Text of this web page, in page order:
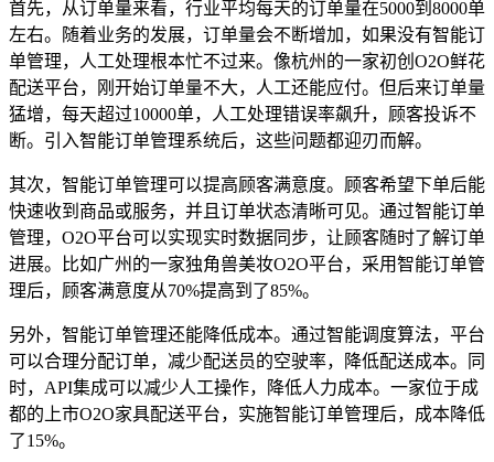
首先，从订单量来看，行业平均每天的订单量在5000到8000单
左右。随着业务的发展，订单量会不断增加，如果没有智能订
单管理，人工处理根本忙不过来。像杭州的一家初创O2O鲜花
配送平台，刚开始订单量不大，人工还能应付。但后来订单量
猛增，每天超过10000单，人工处理错误率飙升，顾客投诉不
断。引入智能订单管理系统后，这些问题都迎刃而解。
其次，智能订单管理可以提高顾客满意度。顾客希望下单后能
快速收到商品或服务，并且订单状态清晰可见。通过智能订单
管理，O2O平台可以实现实时数据同步，让顾客随时了解订单
进展。比如广州的一家独角兽美妆O2O平台，采用智能订单管
理后，顾客满意度从70%提高到了85%。
另外，智能订单管理还能降低成本。通过智能调度算法，平台
可以合理分配订单，减少配送员的空驶率，降低配送成本。同
时，API集成可以减少人工操作，降低人力成本。一家位于成
都的上市O2O家具配送平台，实施智能订单管理后，成本降低
了15%。